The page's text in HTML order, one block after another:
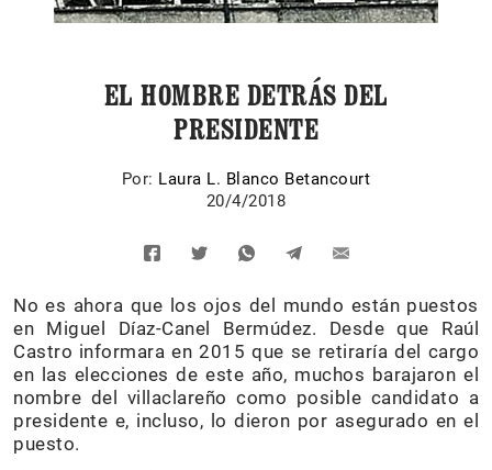
EL HOMBRE DETRÁS DEL
PRESIDENTE
Por: Laura L. Blanco Betancourt
20/4/2018
No es ahora que los ojos del mundo están puestos
en Miguel Díaz-Canel Bermúdez. Desde que Raúl
Castro informara en 2015 que se retiraría del cargo
en las elecciones de este año, muchos barajaron el
nombre del villaclareño como posible candidato a
presidente e, incluso, lo dieron por asegurado en el
puesto.